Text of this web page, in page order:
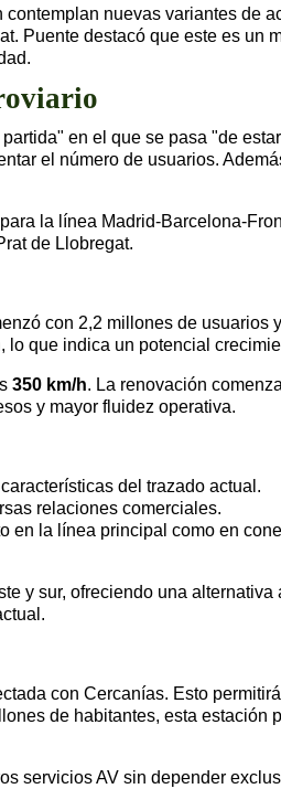
nuevas variantes de
Puente destacó que este es un
en el que se pasa "de
el número de usuarios.
la línea Madrid-Barcelona-
de Llobregat.
con 2,2 millones de usuarios
que indica un potencial
350 km/h. La renovación
y mayor fluidez operativa.
del trazado actual.
relaciones comerciales.
en la línea principal como en
y sur, ofreciendo una
con Cercanías. Esto
de habitantes, esta estación
servicios AV sin depender